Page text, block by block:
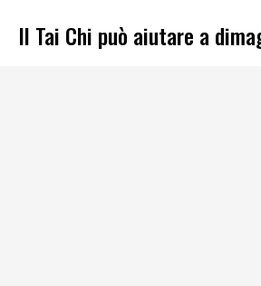
Il Tai Chi può aiutare a